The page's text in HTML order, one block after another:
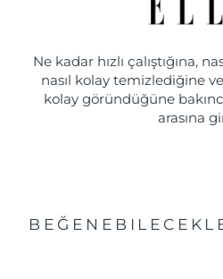
Ne kadar hızlı çalıştığına,
nasıl kolay temizlediğine
kolay göründüğüne
arasına